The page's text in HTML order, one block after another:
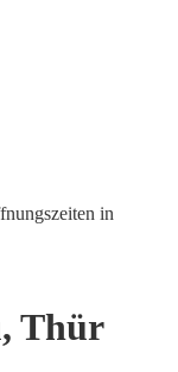
in
Thür